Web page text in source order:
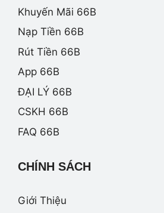
Khuyến Mãi 66B
Nạp Tiền 66B
Rút Tiền 66B
App 66B
ĐẠI LÝ 66B
CSKH 66B
FAQ 66B
CHÍNH SÁCH
Giới Thiệu